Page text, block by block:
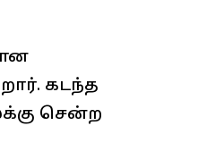
கடந்த
சென்ற